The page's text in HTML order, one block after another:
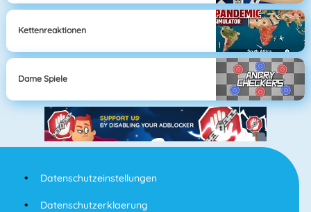
Kettenreaktionen
Dame Spiele
Datenschutzeinstellungen
Datenschutzerklaerung